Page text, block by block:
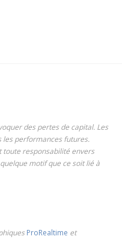
des pertes de capital. Les
les performances futures.
toute responsabilité envers
motif que ce soit lié à
ProRealtime et